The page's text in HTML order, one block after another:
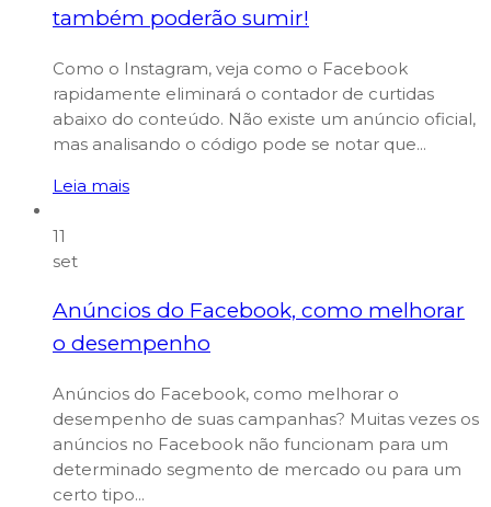
também poderão sumir!
Como o Instagram, veja como o Facebook
rapidamente eliminará o contador de curtidas
abaixo do conteúdo. Não existe um anúncio oficial,
mas analisando o código pode se notar que...
Leia mais
11
set
Anúncios do Facebook, como melhorar
o desempenho
Anúncios do Facebook, como melhorar o
desempenho de suas campanhas? Muitas vezes os
anúncios no Facebook não funcionam para um
determinado segmento de mercado ou para um
certo tipo...